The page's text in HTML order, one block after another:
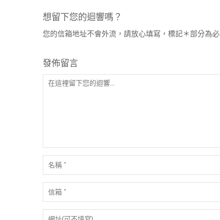
想留下您的迴響嗎？
您的信箱地址不會外流，請放心填寫，標記＊部分為
發佈留言